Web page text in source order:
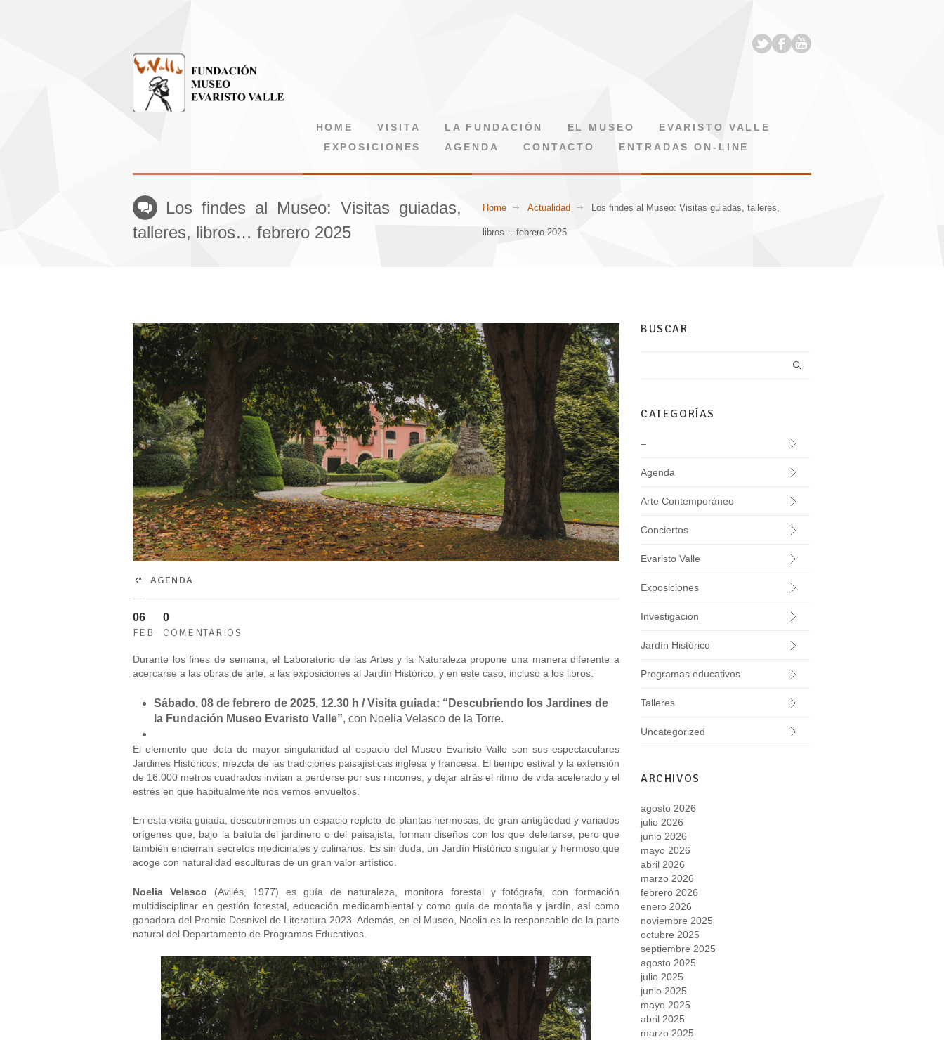
HOME VISITA LA FUNDACIÓN EL MUSEO
EVARISTO VALLE
EXPOSICIONES
AGENDA CONTACTO ENTRADAS ON-LINE
Los findes al Museo: Visitas guiadas,
talleres, libros… febrero 2025
Home Actualidad Los findes al Museo: Visitas guiadas, talleres,
libros… febrero 2025
AGENDA
06
FEB
0
COMENTARIOS
Durante los fines de semana, el Laboratorio de las Artes y la Naturaleza propone una manera diferente a
acercarse a las obras de arte, a las exposiciones al Jardín Histórico, y en este caso, incluso a los libros:
Sábado, 08 de febrero de 2025, 12.30 h / Visita guiada: “Descubriendo los Jardines de
la Fundación Museo Evaristo Valle”, con Noelia Velasco de la Torre.
El elemento que dota de mayor singularidad al espacio del Museo Evaristo Valle son sus espectaculares
Jardines Históricos, mezcla de las tradiciones paisajísticas inglesa y francesa. El tiempo estival y la extensión
de 16.000 metros cuadrados invitan a perderse por sus rincones, y dejar atrás el ritmo de vida acelerado y el
estrés en que habitualmente nos vemos envueltos.
En esta visita guiada, descubriremos un espacio repleto de plantas hermosas, de gran antigüedad y variados
orígenes que, bajo la batuta del jardinero o del paisajista, forman diseños con los que deleitarse, pero que
también encierran secretos medicinales y culinarios. Es sin duda, un Jardín Histórico singular y hermoso que
acoge con naturalidad esculturas de un gran valor artístico.
Noelia Velasco (Avilés, 1977) es guía de naturaleza, monitora forestal y fotógrafa, con formación
multidisciplinar en gestión forestal, educación medioambiental y como guía de montaña y jardín, así como
ganadora del Premio Desnivel de Literatura 2023. Además, en el Museo, Noelia es la responsable de la parte
natural del Departamento de Programas Educativos.
BUSCAR
CATEGORÍAS
–
Agenda
Arte Contemporáneo
Conciertos
Evaristo Valle
Exposiciones
Investigación
Jardín Histórico
Programas educativos
Talleres
Uncategorized
ARCHIVOS
agosto 2026
julio 2026
junio 2026
mayo 2026
abril 2026
marzo 2026
febrero 2026
enero 2026
noviembre 2025
octubre 2025
septiembre 2025
agosto 2025
julio 2025
junio 2025
mayo 2025
abril 2025
marzo 2025